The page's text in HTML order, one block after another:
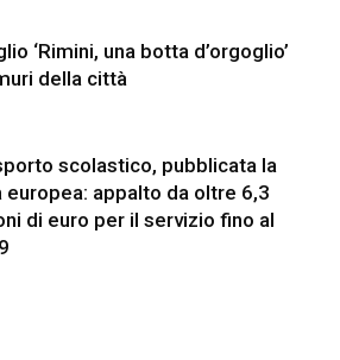
‘Rimini, una botta d’orgoglio’
della città
scolastico, pubblicata la
europea: appalto da oltre 6,3
di euro per il servizio fino al